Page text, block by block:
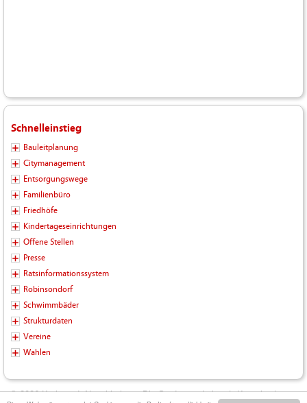
Schnelleinstieg
Bauleitplanung
Citymanagement
Entsorgungswege
Familienbüro
Friedhöfe
Kindertageseinrichtungen
Offene Stellen
Presse
Ratsinformationssystem
Robinsondorf
Schwimmbäder
Strukturdaten
Vereine
Wahlen
© 2026 Kreisstadt Neunkirchen - Die Stadt zum Leben | Kontakt |